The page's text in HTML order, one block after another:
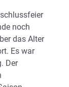
noch
das Alter
Es war
Der